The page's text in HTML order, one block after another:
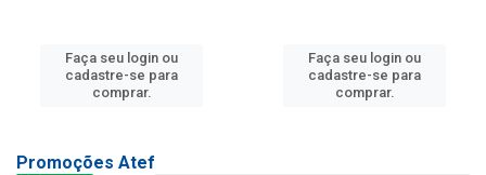
Faça seu login ou
cadastre-se para
comprar.
Faça seu login ou
cadastre-se para
comprar.
Promoções Atef